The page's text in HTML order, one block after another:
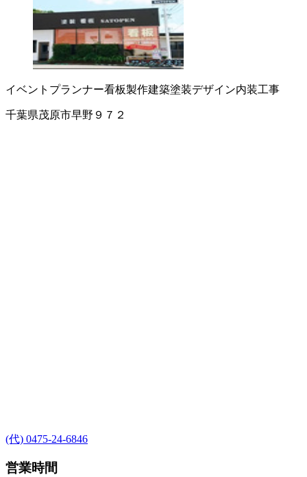
イベントプランナー看板製作建築塗装デザイン内装工事
千葉県茂原市早野９７２
(代) 0475-24-6846
営業時間